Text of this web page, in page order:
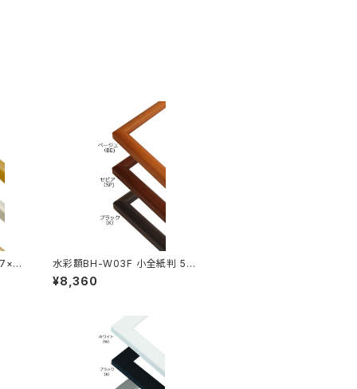
水彩額BH-W03F 小全紙判 507
×659ミリ
¥8,360